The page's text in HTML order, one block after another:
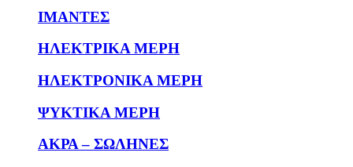
ΙΜΑΝΤΕΣ
ΗΛΕΚΤΡΙΚΑ ΜΕΡΗ
ΗΛΕΚΤΡΟΝΙΚΑ ΜΕΡΗ
ΨΥΚΤΙΚΑ ΜΕΡΗ
ΑΚΡΑ – ΣΩΛΗΝΕΣ